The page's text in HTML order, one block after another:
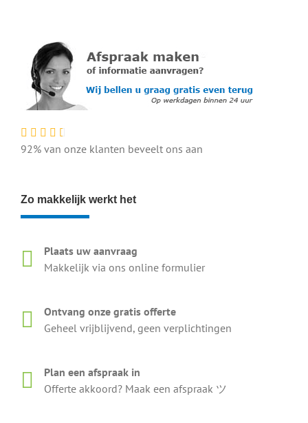
92% van onze klanten beveelt ons aan
Zo makkelijk werkt het
Plaats uw aanvraag
Makkelijk via ons online formulier
Ontvang onze gratis offerte
Geheel vrijblijvend, geen verplichtingen
Plan een afspraak in
Offerte akkoord? Maak een afspraak ツ